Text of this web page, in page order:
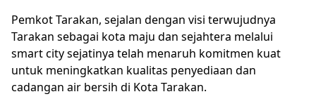
Pemkot Tarakan, sejalan dengan visi terwujudnya
Tarakan sebagai kota maju dan sejahtera melalui
smart city sejatinya telah menaruh komitmen kuat
untuk meningkatkan kualitas penyediaan dan
cadangan air bersih di Kota Tarakan.